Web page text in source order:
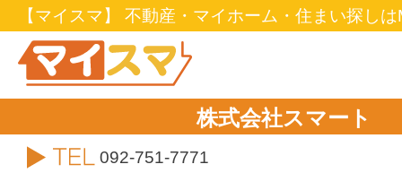
【マイスマ】 不動産・マイホーム・住まい探し
株式会社スマート
TEL
092-751-7771